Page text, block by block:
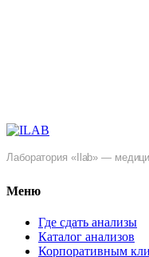
Лаборатория «Ilab» —
Меню
Где сдать анализы
Каталог анализов
Корпоративным